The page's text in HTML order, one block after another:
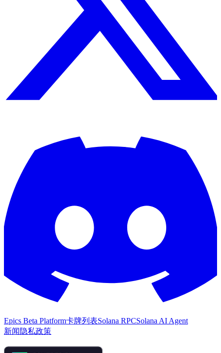
Epics Beta Platform卡牌列表Solana RPCSolana AI Agent
新闻 隐私政策